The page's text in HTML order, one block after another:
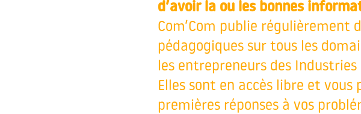
d’avoir la ou les bonnes
Com’Com publie régulièrement
pédagogiques sur tous les
les entrepreneurs des
Elles sont en accès libre et
premières réponses à vos